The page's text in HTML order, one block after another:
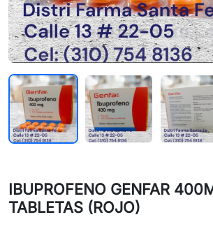
IBUPROFENO GENFAR
TABLETAS (ROJO)